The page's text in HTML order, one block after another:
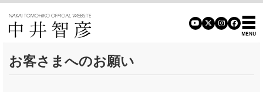
お客さまへのお願い